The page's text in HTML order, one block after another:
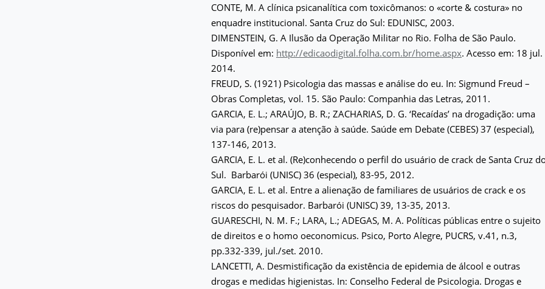
CONTE, M. A clínica psicanalítica com toxicômanos: o «corte & costura» no
enquadre institucional. Santa Cruz do Sul: EDUNISC, 2003.
DIMENSTEIN, G. A Ilusão da Operação Militar no Rio. Folha de São Paulo.
Disponível em: http://edicaodigital.folha.com.br/home.aspx. Acesso em: 18 jul.
2014.
FREUD, S. (1921) Psicologia das massas e análise do eu. In: Sigmund Freud –
Obras Completas, vol. 15. São Paulo: Companhia das Letras, 2011.
GARCIA, E. L.; ARAÚJO, B. R.; ZACHARIAS, D. G. ‘Recaídas’ na drogadição: uma
via para (re)pensar a atenção à saúde. Saúde em Debate (CEBES) 37 (especial),
137-146, 2013.
GARCIA, E. L. et al. (Re)conhecendo o perfil do usuário de crack de Santa Cruz
Sul. Barbarói (UNISC) 36 (especial), 83-95, 2012.
GARCIA, E. L. et al. Entre a alienação de familiares de usuários de crack e os
riscos do pesquisador. Barbarói (UNISC) 39, 13-35, 2013.
GUARESCHI, N. M. F.; LARA, L.; ADEGAS, M. A. Políticas públicas entre o sujeito
de direitos e o homo oeconomicus. Psico, Porto Alegre, PUCRS, v.41, n.3,
pp.332-339, jul./set. 2010.
LANCETTI, A. Desmistificação da existência de epidemia de álcool e outras
drogas e medidas higienistas. In: Conselho Federal de Psicologia. Drogas e